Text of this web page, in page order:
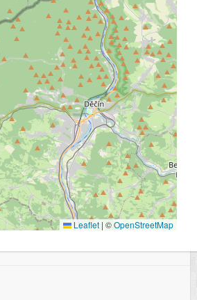
Leaflet | ©OpenStreetMap